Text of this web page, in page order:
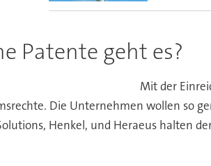
Patente geht es?
Mit der
Die Unternehmen wollen so
Henkel, und Heraeus halten